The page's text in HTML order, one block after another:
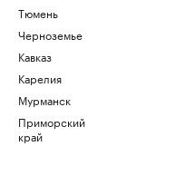
Тюмень
Черноземье
Кавказ
Карелия
Мурманск
Приморский
край